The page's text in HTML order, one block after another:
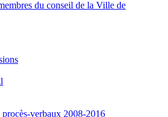
du conseil de la Ville de
verbaux 2008-2016